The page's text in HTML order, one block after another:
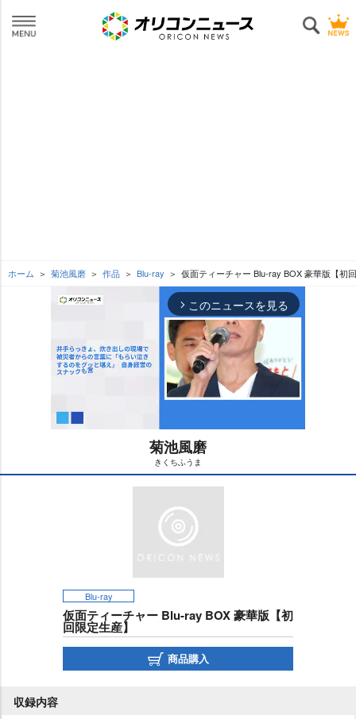
ホーム 菊池風磨 作品 Blu-ray 仮面ティーチャー Blu-ray BOX 豪華版【初
arrow_forward_ios このニュースを見る
M
菊池風磨
きくちふうま
Blu-ray
仮面ティーチャー Blu-ray BOX 豪華版【初
回限定生産】
商品購入
収録内容